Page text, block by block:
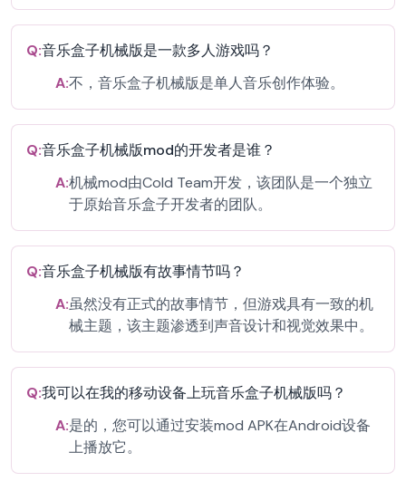
Q:音乐盒子机械版是一款多人游戏吗？
A:不，音乐盒子机械版是单人音乐创作体验。
Q:音乐盒子机械版mod的开发者是谁？
A:机械mod由Cold Team开发，该团队是一个独立
于原始音乐盒子开发者的团队。
Q:音乐盒子机械版有故事情节吗？
A:虽然没有正式的故事情节，但游戏具有一致的机
械主题，该主题渗透到声音设计和视觉效果中。
Q:我可以在我的移动设备上玩音乐盒子机械版吗？
A:是的，您可以通过安装mod APK在Android设备
上播放它。